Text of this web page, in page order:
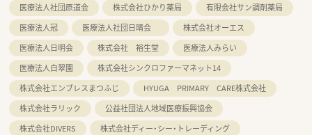
医療法人社団原道会
株式会社ひかり薬局
有限会社サン調剤薬局
医療法人冠
医療法人社団日晴会
株式会社オーエス
医療法人日明会
株式会社 裕生堂
医療法人みらい
医療法人白翠園
株式会社シンクロファーマネット14
株式会社エンブレスまつふじ
HYUGA PRIMARY CARE株式会社
株式会社ラリック
公益社団法人地域医療振興協会
株式会社DIVERS
株式会社ディー・シー・トレーディング